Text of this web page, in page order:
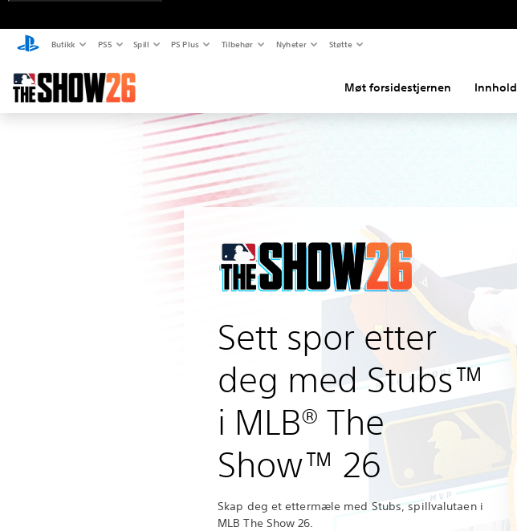
Butikk PS5 Spill PS Plus Tilbehør Nyheter Støtte
Møt forsidestjernen Innhold
Sett spor etter
deg med Stubs™
i MLB® The
Show™ 26
Skap deg et ettermæle med Stubs, spillvalutaen i
MLB The Show 26.